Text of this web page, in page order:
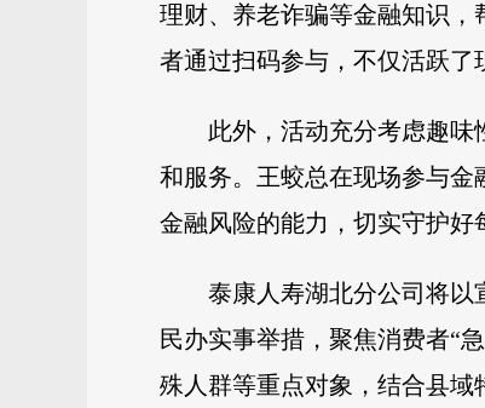
理财、养老诈骗等金融知识
者通过扫码参与，不仅活跃了
此外，活动充分考虑趣味
和服务。王蛟总在现场参与
金融风险的能力，切实守护好
泰康人寿湖北分公司将以
民办实事举措，聚焦消费者“
殊人群等重点对象，结合县